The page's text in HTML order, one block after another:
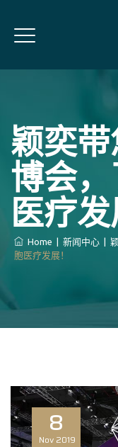
颖奕
博会
医疗发
Home 新闻中心
胞医疗发展！
8
Nov 2019